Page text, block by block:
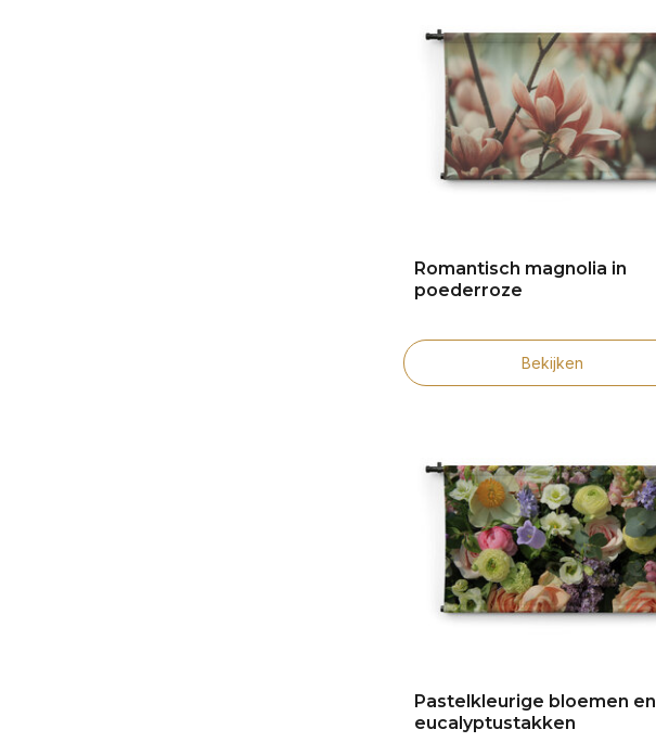
Romantisch magnolia in
poederroze
Bekijken
Pastelkleurige bloemen en
eucalyptustakken